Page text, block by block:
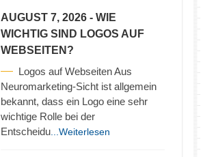
AUGUST 7, 2026 - WIE
WICHTIG SIND LOGOS AUF
WEBSEITEN?
Logos auf Webseiten Aus
Neuromarketing-Sicht ist allgemein
bekannt, dass ein Logo eine sehr
wichtige Rolle bei der
Entscheidu ...Weiterlesen